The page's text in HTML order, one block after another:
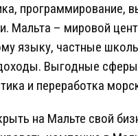
программирование,
Мальта – мировой
языку, частные
Выгодные сферы
и переработка
на Мальте свой